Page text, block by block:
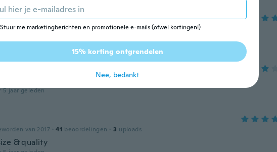
Mogyorósi
van 2015 · 112 beoordelingen · 1 uploads
5 jaar geleden
beoordelingen
5 jaar geleden
van 2017 · 41 beoordelingen · 3 uploads
& quality
Stuur me marketingberichten en promotionele e-mails (ofwel kortingen!)
15% korting ontgrendelen
Nee, bedankt